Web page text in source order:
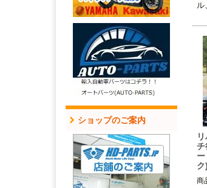
ショップのご案内
ル
チ
商